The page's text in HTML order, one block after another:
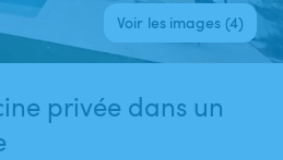
Voir les images (4)
privée dans un